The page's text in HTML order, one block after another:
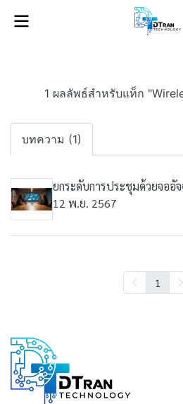
1 ผลลัพธ์สำหรับแท็ก
บทความ (1)
ยกระดับการประชุมด้วยจออั
12 พ.ย. 2567
1